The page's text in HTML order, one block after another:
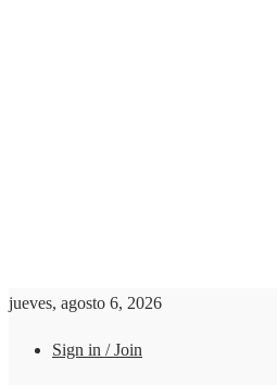
jueves, agosto 6, 2026
Sign in / Join